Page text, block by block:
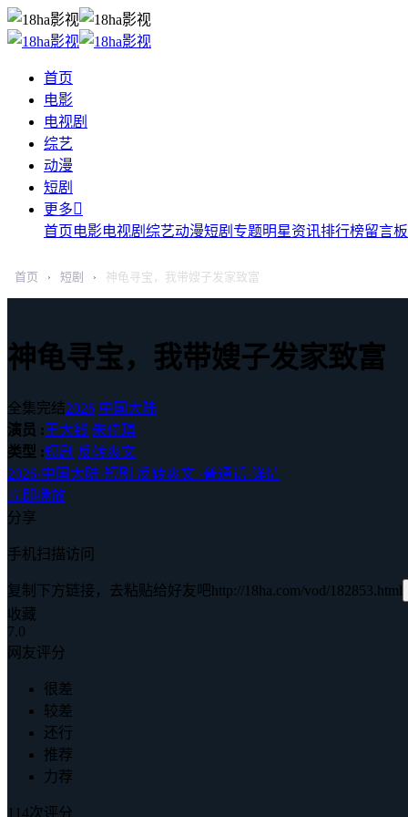
首页
电影
电视剧
综艺
动漫
短剧
更多
首页电影电视剧 综艺动漫短剧 专题明星资讯排行榜留言板
首页 › 短剧 › 神龟寻宝，我带嫂子发家致富
神龟寻宝，我带嫂子发家致富
全集完结2026 中国大陆
演员 :王大钱 朱佳琪
类型 :短剧 反转爽文
2026·中国大陆·短剧 反转爽文 ·普通话·详情
立即播放
分享
手机扫描访问
复制下方链接，去粘贴给好友吧http://18ha.com/vod/182853.html
收藏
7.0
网友评分
很差
较差
还行
推荐
力荐
114次评分